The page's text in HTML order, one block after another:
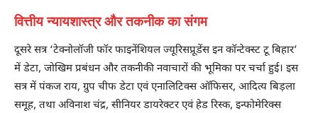
वित्तीय न्यायशास्त्र और तकनीक का संगम
दूसरे सत्र ‘टेक्नोलॉजी फॉर फाइनेंशियल ज्यूरिसप्रूडेंस इन कॉन्टेक्स्ट टू बिहार’
में डेटा, जोखिम प्रबंधन और तकनीकी नवाचारों की भूमिका पर चर्चा हुई। इस
सत्र में पंकज राय, ग्रुप चीफ डेटा एवं एनालिटिक्स ऑफिसर, आदित्य बिड़ला
समूह, तथा अविनाश चंद्र, सीनियर डायरेक्टर एवं हेड रिस्क, इन्फोमेरिक्स